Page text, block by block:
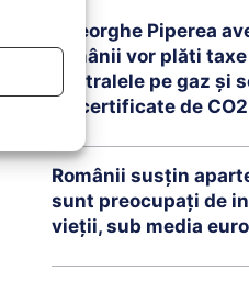
Gheorghe Piperea
românii vor plăti
centralele pe gaz și
de certificate de CO2
Românii susțin
sunt preocupați de
vieții, sub media